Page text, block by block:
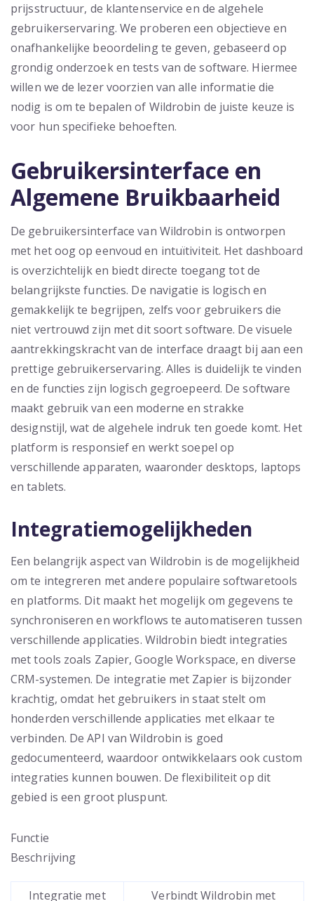
prijsstructuur, de klantenservice en de algehele
gebruikerservaring. We proberen een objectieve en
onafhankelijke beoordeling te geven, gebaseerd op
grondig onderzoek en tests van de software. Hiermee
willen we de lezer voorzien van alle informatie die
nodig is om te bepalen of Wildrobin de juiste keuze is
voor hun specifieke behoeften.
Gebruikersinterface en
Algemene Bruikbaarheid
De gebruikersinterface van Wildrobin is ontworpen
met het oog op eenvoud en intuïtiviteit. Het dashboard
is overzichtelijk en biedt directe toegang tot de
belangrijkste functies. De navigatie is logisch en
gemakkelijk te begrijpen, zelfs voor gebruikers die
niet vertrouwd zijn met dit soort software. De visuele
aantrekkingskracht van de interface draagt bij aan een
prettige gebruikerservaring. Alles is duidelijk te vinden
en de functies zijn logisch gegroepeerd. De software
maakt gebruik van een moderne en strakke
designstijl, wat de algehele indruk ten goede komt. Het
platform is responsief en werkt soepel op
verschillende apparaten, waaronder desktops, laptops
en tablets.
Integratiemogelijkheden
Een belangrijk aspect van Wildrobin is de mogelijkheid
om te integreren met andere populaire softwaretools
en platforms. Dit maakt het mogelijk om gegevens te
synchroniseren en workflows te automatiseren tussen
verschillende applicaties. Wildrobin biedt integraties
met tools zoals Zapier, Google Workspace, en diverse
CRM-systemen. De integratie met Zapier is bijzonder
krachtig, omdat het gebruikers in staat stelt om
honderden verschillende applicaties met elkaar te
verbinden. De API van Wildrobin is goed
gedocumenteerd, waardoor ontwikkelaars ook custom
integraties kunnen bouwen. De flexibiliteit op dit
gebied is een groot pluspunt.
Functie
Beschrijving
Integratie met Verbindt Wildrobin met